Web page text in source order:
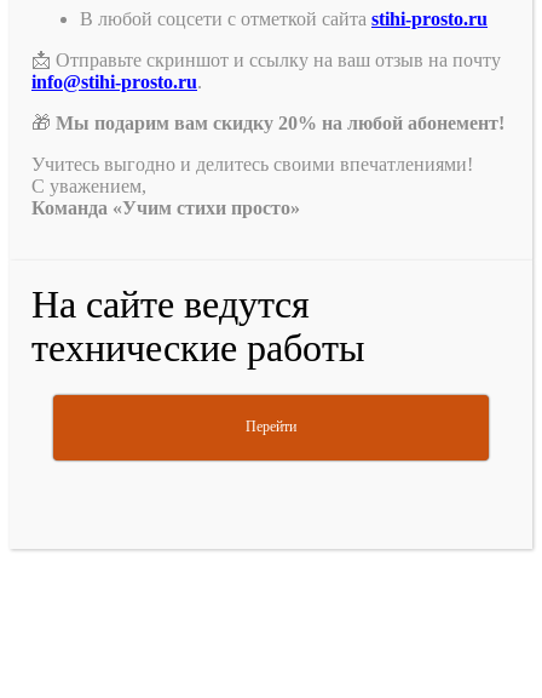
В любой соцсети с отметкой сайта stihi-prosto.ru
📩 Отправьте скриншот и ссылку на ваш отзыв на почту
info@stihi-prosto.ru.
🎁 Мы подарим вам скидку 20% на любой абонемент!
Учитесь выгодно и делитесь своими впечатлениями!
С уважением,
Команда «Учим стихи просто»
На сайте ведутся
технические работы
Перейти